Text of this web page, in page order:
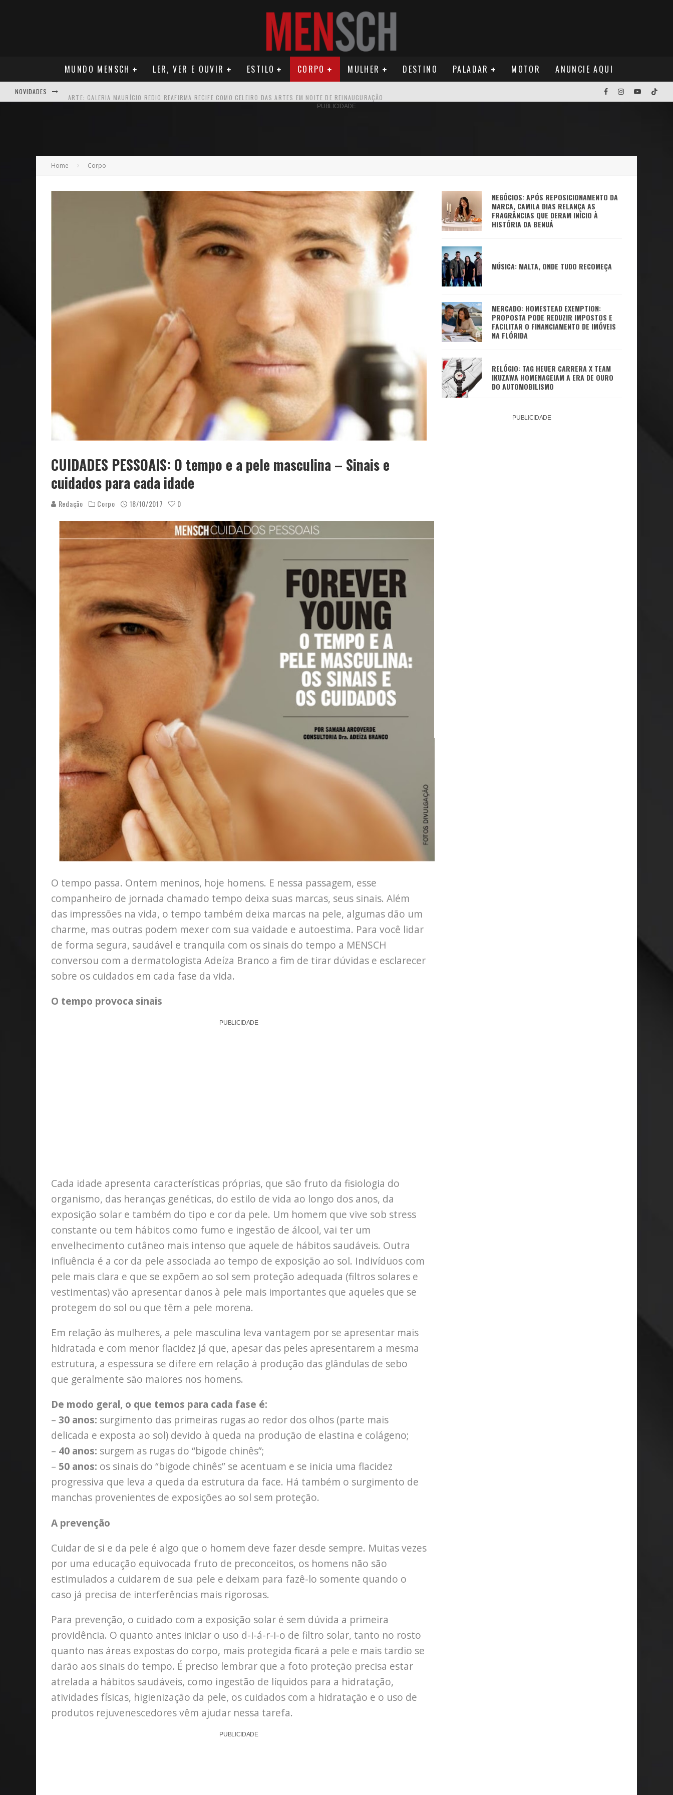
MUNDO MENSCH LER, VER E OUVIR ESTILO CORPO MULHER DESTINO PALADAR MOTOR ANUNCIE AQUI
NOVIDADES
MÚSICA: MALTA, ONDE TUDO RECOMEÇA
CARREIRA: NICHOLLAS MARSHELL: ENTRE ALGORITMOS E PROPÓSITO HUMANO
CAPA: O SUCESSO DE JOÃO VICTOR GONÇALVES COM SEU MAU MAU EM 'QUEM AMA CUIDA'
VER: CINCO DICAS DO QUE ASSISTIR NO STREAMING
NEGÓCIOS: FÁBIO RUA, VICE-PRESIDENTE DA GM NA AMÉRICA DO SUL E SEU LEGADO
PUBLICIDADE
Home Corpo
CUIDADES PESSOAIS: O tempo e a pele masculina – Sinais e
cuidados para cada idade
Redação Corpo 18/10/2017 0
O tempo passa. Ontem meninos, hoje homens. E nessa passagem, esse
companheiro de jornada chamado tempo deixa suas marcas, seus sinais. Além
das impressões na vida, o tempo também deixa marcas na pele, algumas dão um
charme, mas outras podem mexer com sua vaidade e autoestima. Para você lidar
de forma segura, saudável e tranquila com os sinais do tempo a MENSCH
conversou com a dermatologista Adeíza Branco a fim de tirar dúvidas e esclarecer
sobre os cuidados em cada fase da vida.
O tempo provoca sinais
PUBLICIDADE
Cada idade apresenta características próprias, que são fruto da fisiologia do
organismo, das heranças genéticas, do estilo de vida ao longo dos anos, da
exposição solar e também do tipo e cor da pele. Um homem que vive sob stress
constante ou tem hábitos como fumo e ingestão de álcool, vai ter um
envelhecimento cutâneo mais intenso que aquele de hábitos saudáveis. Outra
influência é a cor da pele associada ao tempo de exposição ao sol. Indivíduos com
pele mais clara e que se expõem ao sol sem proteção adequada (filtros solares e
vestimentas) vão apresentar danos à pele mais importantes que aqueles que se
protegem do sol ou que têm a pele morena.
Em relação às mulheres, a pele masculina leva vantagem por se apresentar mais
hidratada e com menor flacidez já que, apesar das peles apresentarem a mesma
estrutura, a espessura se difere em relação à produção das glândulas de sebo
que geralmente são maiores nos homens.
De modo geral, o que temos para cada fase é:
– 30 anos: surgimento das primeiras rugas ao redor dos olhos (parte mais
delicada e exposta ao sol) devido à queda na produção de elastina e colágeno;
– 40 anos: surgem as rugas do “bigode chinês”;
– 50 anos: os sinais do “bigode chinês” se acentuam e se inicia uma flacidez
progressiva que leva a queda da estrutura da face. Há também o surgimento de
manchas provenientes de exposições ao sol sem proteção.
A prevenção
Cuidar de si e da pele é algo que o homem deve fazer desde sempre. Muitas vezes
por uma educação equivocada fruto de preconceitos, os homens não são
estimulados a cuidarem de sua pele e deixam para fazê-lo somente quando o
caso já precisa de interferências mais rigorosas.
Para prevenção, o cuidado com a exposição solar é sem dúvida a primeira
providência. O quanto antes iniciar o uso d-i-á-r-i-o de filtro solar, tanto no rosto
quanto nas áreas expostas do corpo, mais protegida ficará a pele e mais tardio se
darão aos sinais do tempo. É preciso lembrar que a foto proteção precisa estar
atrelada a hábitos saudáveis, como ingestão de líquidos para a hidratação,
atividades físicas, higienização da pele, os cuidados com a hidratação e o uso de
produtos rejuvenescedores vêm ajudar nessa tarefa.
PUBLICIDADE
NEGÓCIOS: APÓS REPOSICIONAMENTO DA
MARCA, CAMILA DIAS RELANÇA AS
FRAGRÂNCIAS QUE DERAM INÍCIO À
HISTÓRIA DA BENUÁ
MÚSICA: MALTA, ONDE TUDO RECOMEÇA
MERCADO: HOMESTEAD EXEMPTION:
PROPOSTA PODE REDUZIR IMPOSTOS E
FACILITAR O FINANCIAMENTO DE IMÓVEIS
NA FLÓRIDA
RELÓGIO: TAG HEUER CARRERA X TEAM
IKUZAWA HOMENAGEIAM A ERA DE OURO
DO AUTOMOBILISMO
PUBLICIDADE